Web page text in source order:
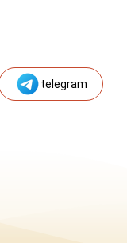
telegram